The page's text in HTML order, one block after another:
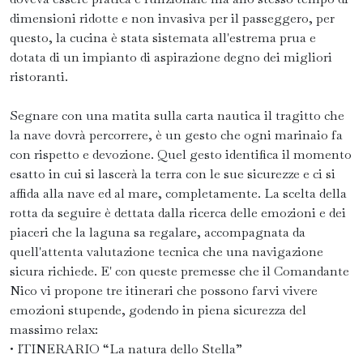
dimensioni ridotte e non invasiva per il passeggero, per
questo, la cucina è stata sistemata all'estrema prua e
dotata di un impianto di aspirazione degno dei migliori
ristoranti.
Segnare con una matita sulla carta nautica il tragitto che
la nave dovrà percorrere, è un gesto che ogni marinaio fa
con rispetto e devozione. Quel gesto identifica il momento
esatto in cui si lascerà la terra con le sue sicurezze e ci si
affida alla nave ed al mare, completamente. La scelta della
rotta da seguire è dettata dalla ricerca delle emozioni e dei
piaceri che la laguna sa regalare, accompagnata da
quell'attenta valutazione tecnica che una navigazione
sicura richiede. E' con queste premesse che il Comandante
Nico vi propone tre itinerari che possono farvi vivere
emozioni stupende, godendo in piena sicurezza del
massimo relax:
• ITINERARIO “La natura dello Stella”